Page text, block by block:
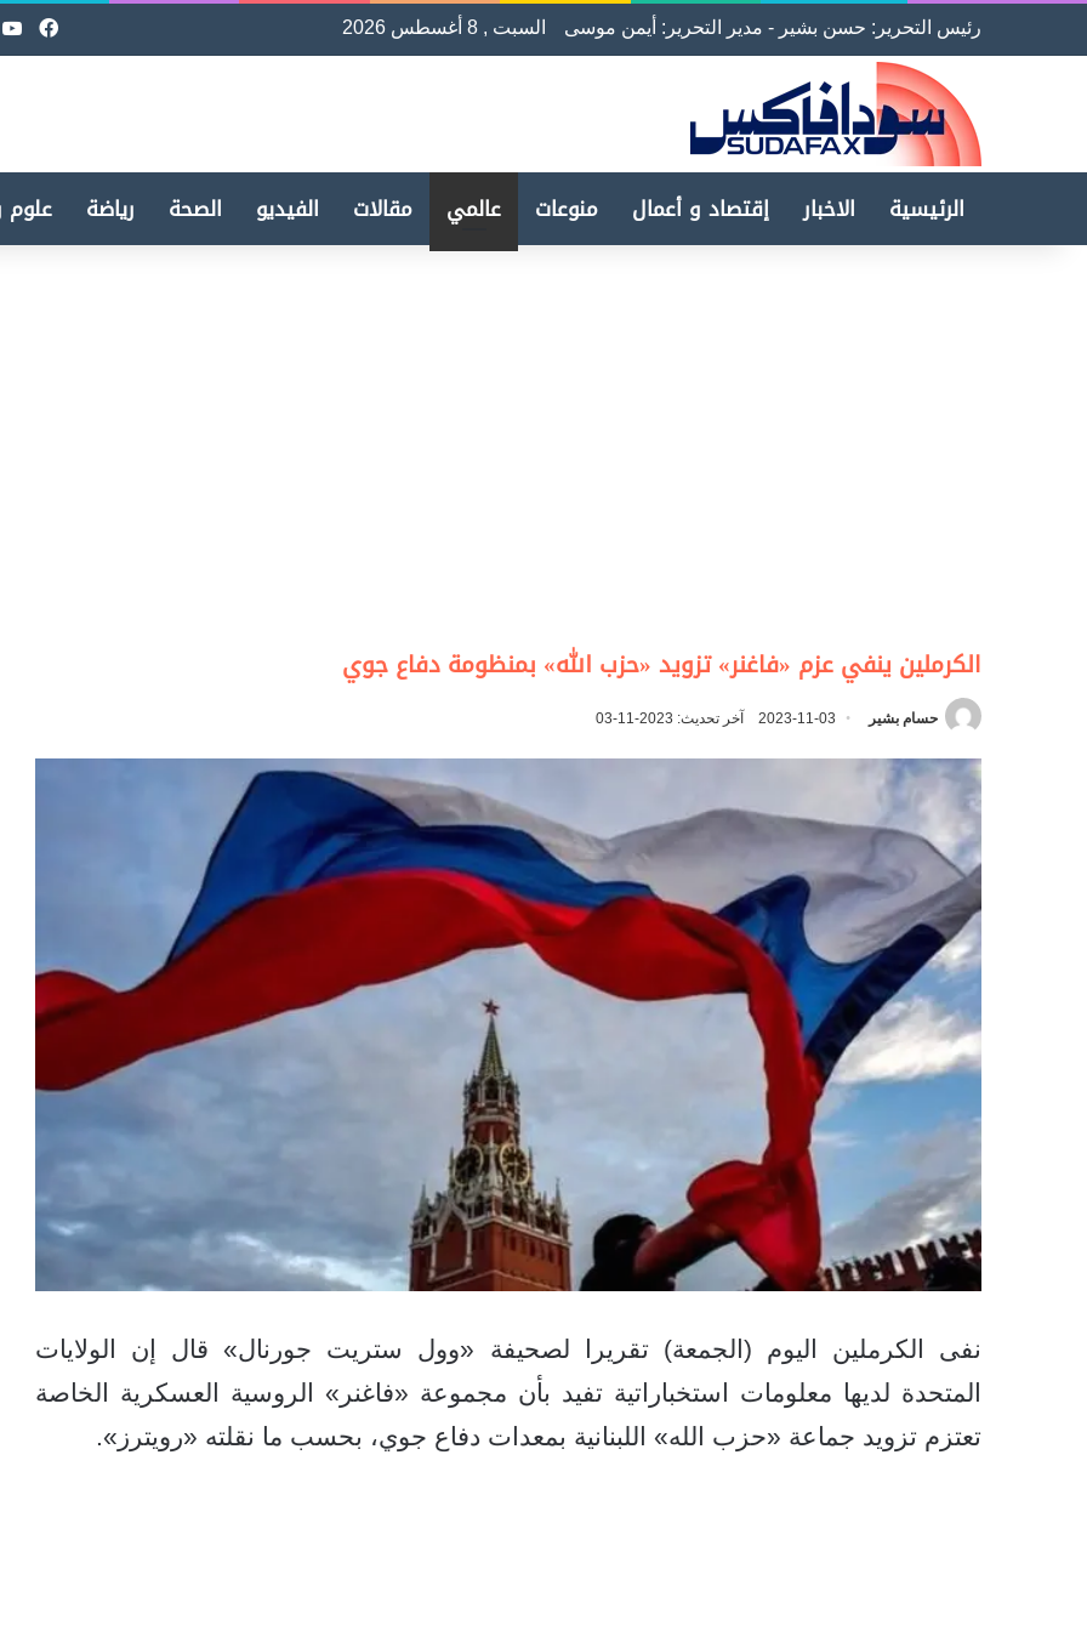
رئيس التحرير: حسن بشير - مدير التحرير: أيمن موسى السبت , 8 أغسطس 2026
الرئيسية الاخبار إقتصاد و أعمال منوعات عالمي مقالات الفيديو الصحة رياضة علوم
الكرملين ينفي عزم «فاغنر» تزويد «حزب الله» بمنظومة دفاع جوي
حسام بشير 2023-11-03 آخر تحديث: 2023-11-03
نفى الكرملين اليوم (الجمعة) تقريرا لصحيفة «وول ستريت جورنال» قال إن الولايات
المتحدة لديها معلومات استخباراتية تفيد بأن مجموعة «فاغنر» الروسية العسكرية الخاصة
تعتزم تزويد جماعة «حزب الله» اللبنانية بمعدات دفاع جوي، بحسب ما نقلته «رويترز».